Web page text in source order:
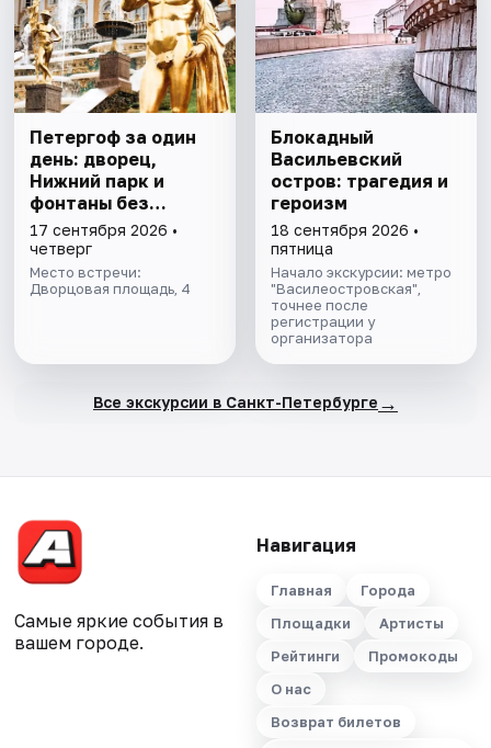
Петергоф за один
день: дворец,
Нижний парк и
фонтаны без
очередей. Все
билеты включены
17 сентября 2026 •
четверг
Место встречи:
Дворцовая площадь, 4
Блокадный
Васильевский
остров: трагедия и
героизм
18 сентября 2026 •
пятница
Начало экскурсии: метро
"Василеостровская",
точнее после
регистрации у
организатора
Все экскурсии в Санкт-Петербурге →
Самые яркие события в
вашем городе.
Навигация
Главная
Города
Площадки
Артисты
Рейтинги
Промокоды
О нас
Возврат билетов